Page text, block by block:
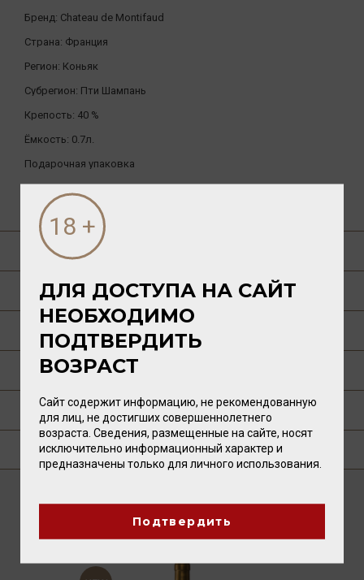
Бренд: Chateau de Montifaud
Страна: Франция
Регион: Коньяк
Субрегион: Пти Шампань
Крепость: 40 %
Ёмкость: 0.7л.
Подарочная упаковка
ДРУГИЕ ТОВАРЫ БРЕНДА
О ТОВАРЕ
ГАСТРОНОМИЯ
О ПРОИЗВОДИТЕЛЕ
ТЕХНОЛОГИЯ
ГДЕ КУПИТЬ?
ВАМ ТАКЖЕ ПОНРАВИТСЯ
ДЛЯ ДОСТУПА НА САЙТ
НЕОБХОДИМО
ПОДТВЕРДИТЬ
ВОЗРАСТ
Сайт содержит информацию, не рекомендованную
для лиц, не достигших совершеннолетнего
возраста. Сведения, размещенные на сайте, носят
исключительно информационный характер и
предназначены только для личного использования.
Подтвердить